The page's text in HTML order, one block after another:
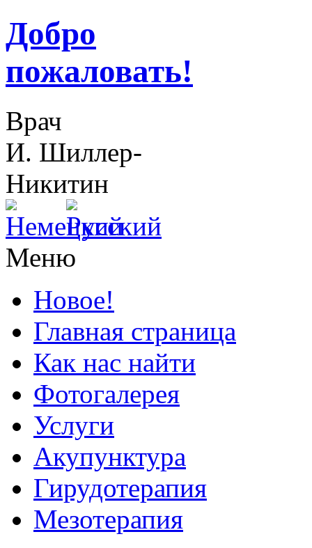
Добро
пожаловать!
Врач
И. Шиллер-
Никитин
Меню
Новое!
Главная страница
Как нас найти
Фотогалерея
Услуги
Акупунктура
Гирудотерапия
Мезотерапия